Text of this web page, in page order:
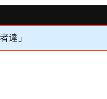
達」